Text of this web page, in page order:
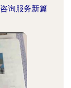
询服务新篇